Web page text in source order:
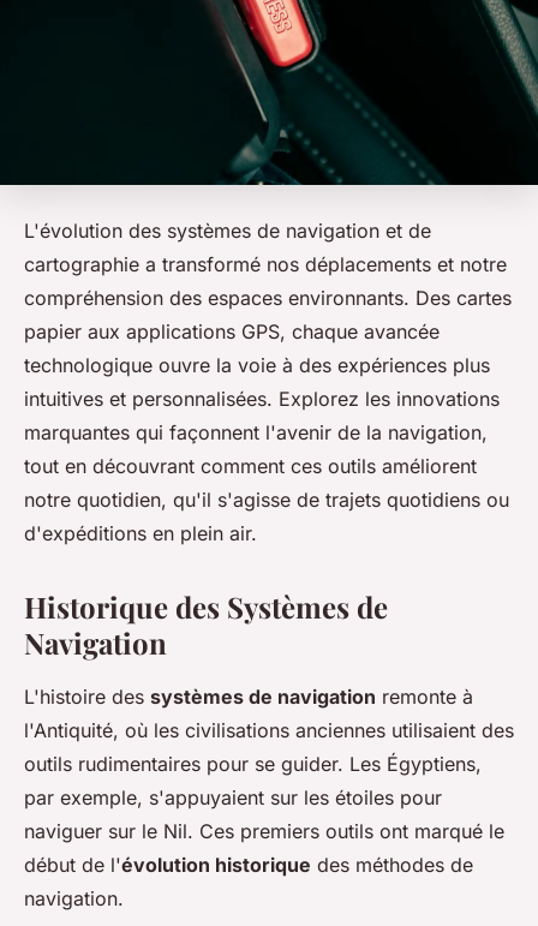
L'évolution des systèmes de navigation et de
cartographie a transformé nos déplacements et notre
compréhension des espaces environnants. Des cartes
papier aux applications GPS, chaque avancée
technologique ouvre la voie à des expériences plus
intuitives et personnalisées. Explorez les innovations
marquantes qui façonnent l'avenir de la navigation,
tout en découvrant comment ces outils améliorent
notre quotidien, qu'il s'agisse de trajets quotidiens ou
d'expéditions en plein air.
Historique des Systèmes de
Navigation
L'histoire des systèmes de navigation remonte à
l'Antiquité, où les civilisations anciennes utilisaient des
outils rudimentaires pour se guider. Les Égyptiens,
par exemple, s'appuyaient sur les étoiles pour
naviguer sur le Nil. Ces premiers outils ont marqué le
début de l'évolution historique des méthodes de
navigation.